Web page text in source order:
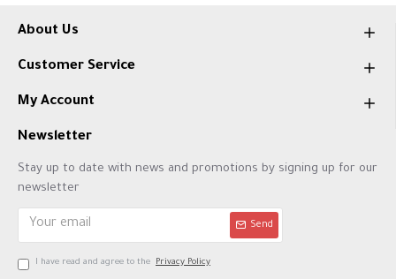
About Us
Customer Service
My Account
Newsletter
Stay up to date with news and promotions by signing up for our
newsletter
Send
I have read and agree to the Privacy Policy